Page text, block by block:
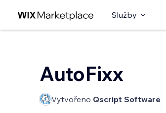
Služby
AutoFixx
Vytvořeno Qscript Software